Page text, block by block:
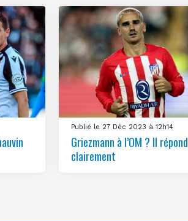
Publié le 27 Déc 2023 à 12h14
Griezmann à l’OM ? Il répond
clairement